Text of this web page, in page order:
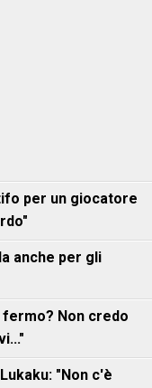
per un giocatore
anche per gli
fermo? Non credo
"Non c'è